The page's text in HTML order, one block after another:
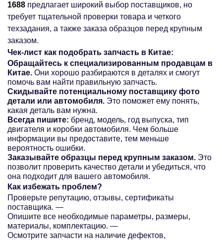
1688 предлагает широкий выбор поставщиков, но
требует тщательной проверки товара и четкого
техзадания, а также заказа образцов перед крупным
заказом.
Чек-лист как подобрать запчасть в Китае:
Обращайтесь к специализированным продавцам в
Китае. Они хорошо разбираются в деталях и смогут
помочь вам найти правильную запчасть.
Скидывайте потенциальному поставщику фото
детали или автомобиля. Это поможет ему понять,
какая деталь вам нужна.
Всегда пишите: бренд, модель, год выпуска, тип
двигателя и коробки автомобиля. Чем больше
информации вы предоставите, тем меньше
вероятность ошибки.
Заказывайте образцы перед крупным заказом. Это
позволит проверить качество детали и убедиться, что
она подходит для вашего автомобиля.
Как избежать проблем?
Проверьте репутацию, отзывы, сертификаты
поставщика. —
Опишите все необходимые параметры, размеры,
материалы, комплектацию. —
Осмотрите запчасти на наличие дефектов,